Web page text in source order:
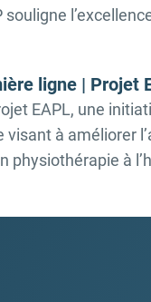
souligne
de
Prix Hippocrate
PRIX
Ce […]
ligne | Projet
EAPL, une
à améliorer
physiothérapie à
a remporté un